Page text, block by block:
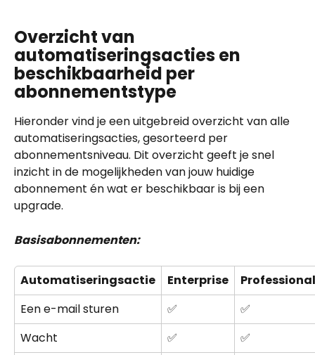
Overzicht van
automatiseringsacties en
beschikbaarheid per
abonnementstype
Hieronder vind je een uitgebreid overzicht van alle
automatiseringsacties, gesorteerd per
abonnementsniveau. Dit overzicht geeft je snel
inzicht in de mogelijkheden van jouw huidige
abonnement én wat er beschikbaar is bij een
upgrade.
Basisabonnementen:
Automatiseringsactie Enterprise
Professional
Een e-mail sturen
✅
✅
Wacht
✅
✅